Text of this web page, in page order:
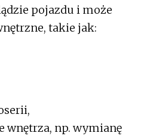
pojazdu i może
takie jak:
wnętrza, np. wymianę